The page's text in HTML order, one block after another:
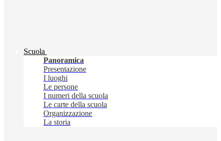
Scuola
Panoramica
Presentazione
I luoghi
Le persone
I numeri della scuola
Le carte della scuola
Organizzazione
La storia